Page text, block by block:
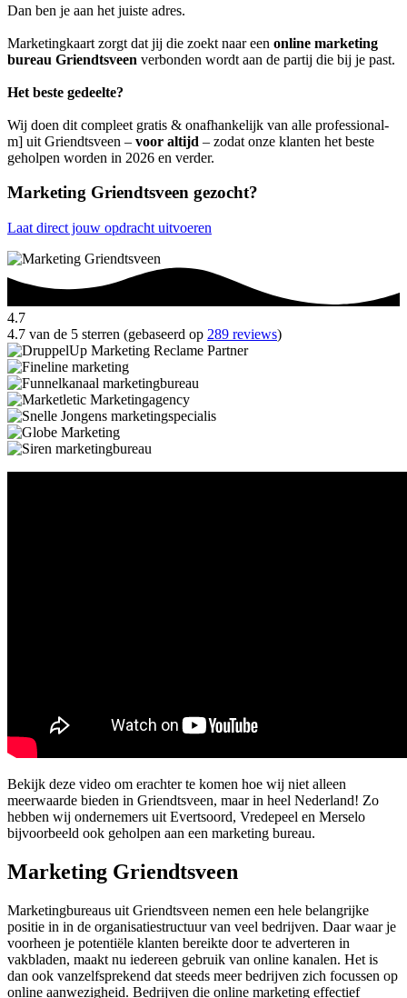
Dan ben je aan het juiste adres.
Marketingkaart zorgt dat jij die zoekt naar een online marketing
bureau Griendtsveen verbonden wordt aan de partij die bij je past.
Het beste gedeelte?
Wij doen dit compleet gratis & onafhankelijk van alle professional-
m] uit Griendtsveen – voor altijd – zodat onze klanten het beste
geholpen worden in 2026 en verder.
Marketing Griendtsveen gezocht?
Laat direct jouw opdracht uitvoeren
4.7
4.7 van de 5 sterren (gebaseerd op 289 reviews)
Bekijk deze video om erachter te komen hoe wij niet alleen
meerwaarde bieden in Griendtsveen, maar in heel Nederland! Zo
hebben wij ondernemers uit Evertsoord, Vredepeel en Merselo
bijvoorbeeld ook geholpen aan een marketing bureau.
Marketing Griendtsveen
Marketingbureaus uit Griendtsveen nemen een hele belangrijke
positie in in de organisatiestructuur van veel bedrijven. Daar waar je
voorheen je potentiële klanten bereikte door te adverteren in
vakbladen, maakt nu iedereen gebruik van online kanalen. Het is
dan ook vanzelfsprekend dat steeds meer bedrijven zich focussen op
online aanwezigheid. Bedrijven die online marketing effectief